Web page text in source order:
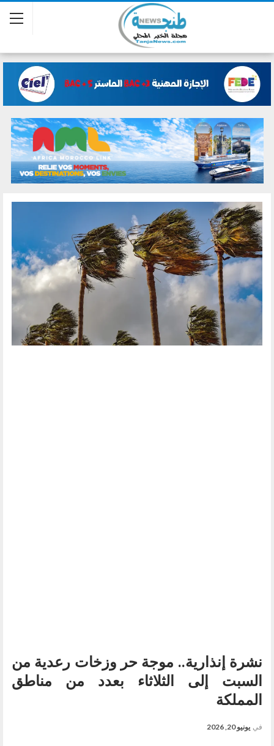
نشرة إنذارية.. موجة حر وزخات رعدية من
السبت إلى الثلاثاء بعدد من مناطق
المملكة
في يونيو 20, 2026